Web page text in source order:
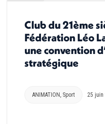
Club du 21ème
Fédération Léo
une convention
stratégique
ANIMATION, Sport 25 juin